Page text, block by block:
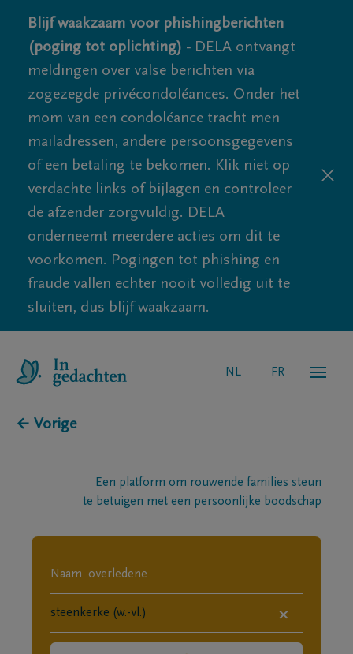
Blijf waakzaam voor phishingberichten
(poging tot oplichting) - DELA ontvangt
meldingen over valse berichten via
zogezegde privécondoléances. Onder het
mom van een condoléance tracht men
mailadressen, andere persoonsgegevens
of een betaling te bekomen. Klik niet op
verdachte links of bijlagen en controleer
de afzender zorgvuldig. DELA
onderneemt meerdere acties om dit te
voorkomen. Pogingen tot phishing en
fraude vallen echter nooit volledig uit te
sluiten, dus blijf waakzaam.
NL FR
← Vorige
Een platform om rouwende families steun
te betuigen met een persoonlijke boodschap
×